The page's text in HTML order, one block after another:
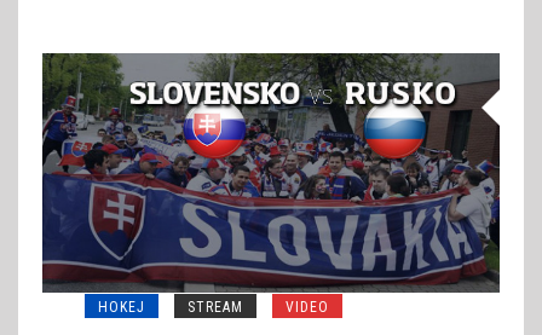
HOKEJ STREAM VIDEO